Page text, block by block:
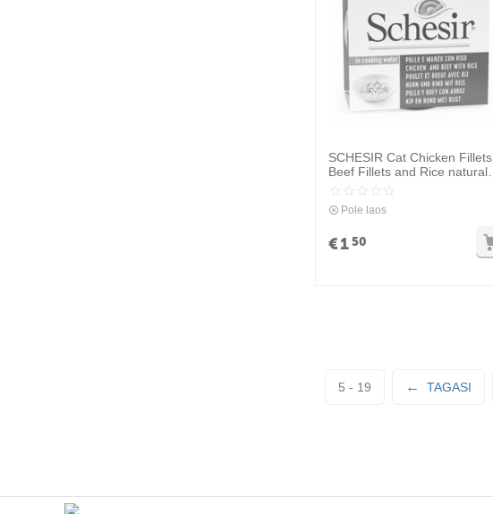
SCHESIR Cat Chicken Fillets,
Beef Fillets and Rice natural
Pole laos
€150
5 - 19 TAGASI